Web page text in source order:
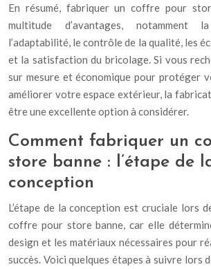
En résumé, fabriquer un coffre pour
multitude d’avantages, notamment
l’adaptabilité, le contrôle de la qualité, les
et la satisfaction du bricolage. Si vous
sur mesure et économique pour protéger
améliorer votre espace extérieur, la
être une excellente option à considérer.
Comment fabriquer un
store banne : l’étape de
conception
L’étape de la conception est cruciale lors
coffre pour store banne, car elle
design et les matériaux nécessaires pour
succès. Voici quelques étapes à suivre lors